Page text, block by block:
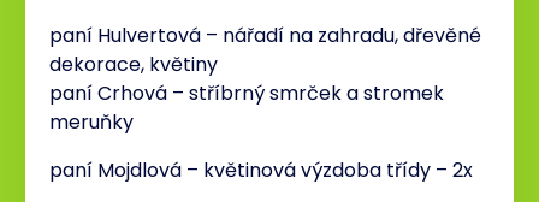
paní Hulvertová – nářadí na zahradu, dřevěné
dekorace, květiny
paní Crhová – stříbrný smrček a stromek
meruňky
paní Mojdlová – květinová výzdoba třídy – 2x